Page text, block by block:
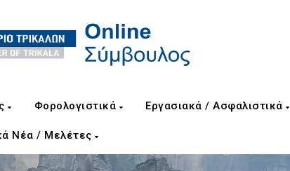
Φορολογιστικά Εργασιακά / Ασφαλιστικά
Νέα / Μελέτες